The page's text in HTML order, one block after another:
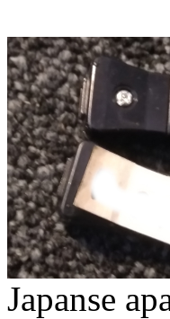
Japanse